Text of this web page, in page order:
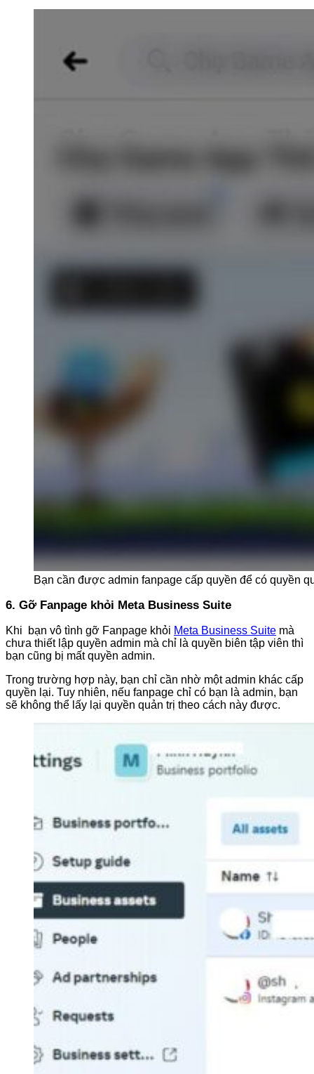
Bạn cần được admin fanpage cấp quyền để có quyền
6. Gỡ Fanpage khỏi Meta Business Suite
Khi bạn vô tình gỡ Fanpage khỏi Meta Business Suite mà
chưa thiết lập quyền admin mà chỉ là quyền biên tập viên thì
bạn cũng bị mất quyền admin.
Trong trường hợp này, bạn chỉ cần nhờ một admin khác cấp
quyền lại. Tuy nhiên, nếu fanpage chỉ có bạn là admin, bạn
sẽ không thể lấy lại quyền quản trị theo cách này được.